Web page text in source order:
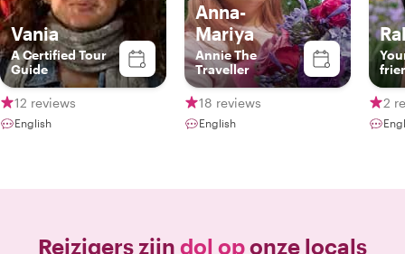
Vania
A Certified Tour
Guide
12 reviews
English
Anna-
Mariya
Annie The
Traveller
18 reviews
English
2
Reizigers zijn dol oponze locals